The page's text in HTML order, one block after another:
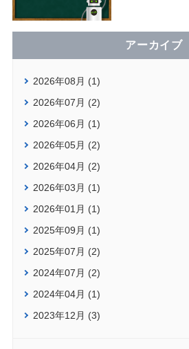
アーカイブ
2026年08月 (1)
2026年07月 (2)
2026年06月 (1)
2026年05月 (2)
2026年04月 (2)
2026年03月 (1)
2026年01月 (1)
2025年09月 (1)
2025年07月 (2)
2024年07月 (2)
2024年04月 (1)
2023年12月 (3)